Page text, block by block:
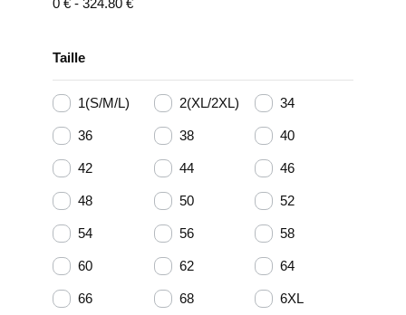
0 € - 324.80 €
Taille
1(S/M/L) 2(XL/2XL) 34
36 38 40
42 44 46
48 50 52
54 56 58
60 62 64
66 68 6XL